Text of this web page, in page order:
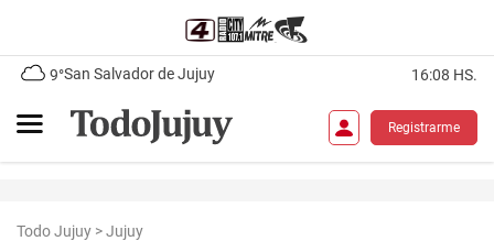
9°San Salvador de Jujuy 16:08 HS.
Registrarme
Todo Jujuy >Jujuy